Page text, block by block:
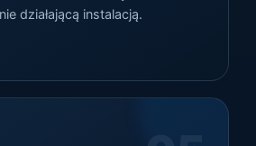
działającą instalacją.